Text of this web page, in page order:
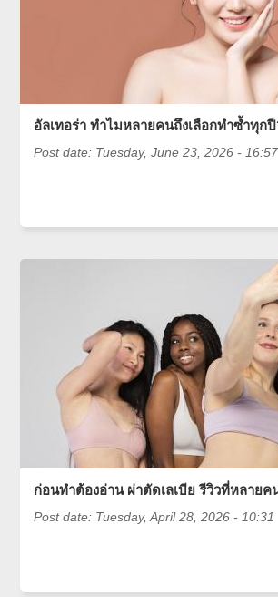
อัลเทอร่า ทำไมหลายคนถึงเลือกทำซ้ำทุก
Post date: Tuesday, June 23, 2026 - 16:57
ก่อนทำต้องอ่าน ผ่าตัดเลเบีย รีวิวที่หลายค
Post date: Tuesday, April 28, 2026 - 10:31